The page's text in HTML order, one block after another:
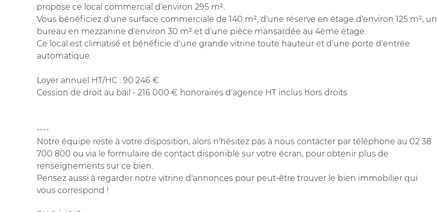
propose ce local commercial d'environ 295 m².
Vous bénéficiez d'une surface commerciale de 140 m², d'une réserve en étage d'environ 125 m², un
bureau en mezzanine d'environ 30 m² et d'une pièce mansardée au 4ème étage.
Ce local est climatisé et bénéficie d'une grande vitrine toute hauteur et d'une porte d'entrée
automatique.
Loyer annuel HT/HC : 90 246 €
Cession de droit au bail - 216 000 € honoraires d'agence HT inclus hors droits
----
Notre équipe reste à votre disposition, alors n'hésitez pas à nous contacter par téléphone au 02 38
700 800 ou via le formulaire de contact disponible sur votre écran, pour obtenir plus de
renseignements sur ce bien.
Pensez aussi à regarder notre vitrine d'annonces pour peut-être trouver le bien immobilier qui
vous correspond !